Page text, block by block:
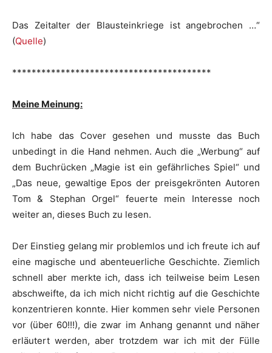
Das Zeitalter der Blausteinkriege ist angebrochen …“
(Quelle)
*****************************************
Meine Meinung:
Ich habe das Cover gesehen und musste das Buch
unbedingt in die Hand nehmen. Auch die „Werbung“ auf
dem Buchrücken „Magie ist ein gefährliches Spiel“ und
„Das neue, gewaltige Epos der preisgekrönten Autoren
Tom & Stephan Orgel“ feuerte mein Interesse noch
weiter an, dieses Buch zu lesen.
Der Einstieg gelang mir problemlos und ich freute ich auf
eine magische und abenteuerliche Geschichte. Ziemlich
schnell aber merkte ich, dass ich teilweise beim Lesen
abschweifte, da ich mich nicht richtig auf die Geschichte
konzentrieren konnte. Hier kommen sehr viele Personen
vor (über 60!!!), die zwar im Anhang genannt und näher
erläutert werden, aber trotzdem war ich mit der Fülle